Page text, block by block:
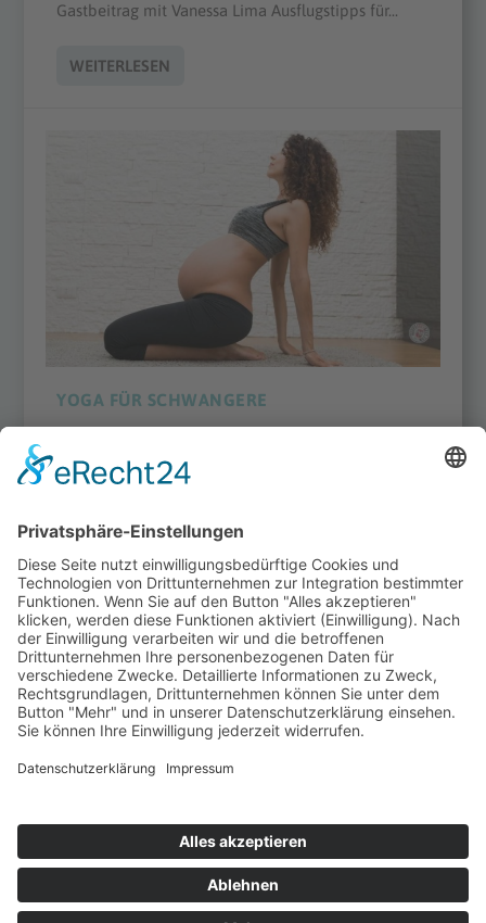
Gastbeitrag mit Vanessa Lima Ausflugstipps für...
WEITERLESEN
YOGA FÜR SCHWANGERE
strapaziert. Diese Yoga Übungen helfen ihn zu
happybabyness.com | © 2026. Konzept & Umsetzung:Kühe im
| Alle Rechte vorbehalten.